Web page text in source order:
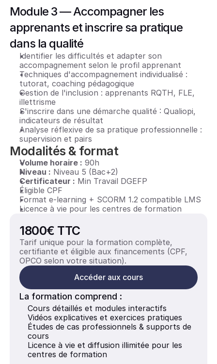
Module 3 — Accompagner les
apprenants et inscrire sa pratique
dans la qualité
Identifier les difficultés et adapter son
accompagnement selon le profil apprenant
Techniques d'accompagnement individualisé :
tutorat, coaching pédagogique
Gestion de l'inclusion : apprenants RQTH, FLE,
illettrisme
S'inscrire dans une démarche qualité : Qualiopi,
indicateurs de résultat
Analyse réflexive de sa pratique professionnelle :
supervision et pairs
Modalités & format
Volume horaire : 90h
Niveau : Niveau 5 (Bac+2)
Certificateur : Min Travail DGEFP
Éligible CPF
Format e-learning + SCORM 1.2 compatible LMS
Licence à vie pour les centres de formation
1800€ TTC
Tarif unique pour la formation complète,
certifiante et éligible aux financements (CPF,
OPCO selon votre situation).
Accéder aux cours
La formation comprend :
Cours détaillés et modules interactifs
Vidéos explicatives et exercices pratiques
Études de cas professionnels & supports de
cours
Licence à vie et diffusion illimitée pour les
centres de formation